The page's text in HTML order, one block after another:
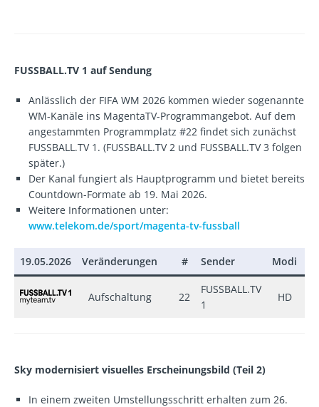
FUSSBALL.TV 1 auf Sendung
Anlässlich der FIFA WM 2026 kommen wieder sogenannte
WM-Kanäle ins MagentaTV-Programmangebot. Auf dem
angestammten Programmplatz #22 findet sich zunächst
FUSSBALL.TV 1. (FUSSBALL.TV 2 und FUSSBALL.TV 3 folgen
später.)
Der Kanal fungiert als Hauptprogramm und bietet bereits
Countdown-Formate ab 19. Mai 2026.
Weitere Informationen unter:
www.telekom.de/sport/magenta-tv-fussball
19.05.2026 Veränderungen # Sender Modi
Aufschaltung 22
FUSSBALL.TV
1
HD
Sky modernisiert visuelles Erscheinungsbild (Teil 2)
In einem zweiten Umstellungsschritt erhalten zum 26.